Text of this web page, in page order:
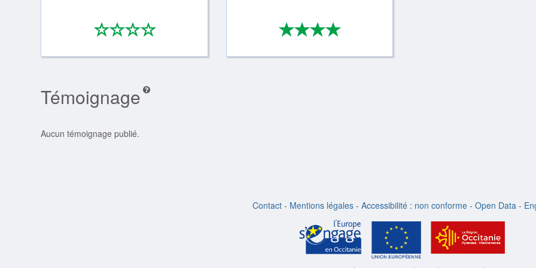
****
0/4 ****
4/4
Témoignage
Aucun témoignage publié.
Contact - Mentions légales - Accessibilité : non conforme - Open Data -